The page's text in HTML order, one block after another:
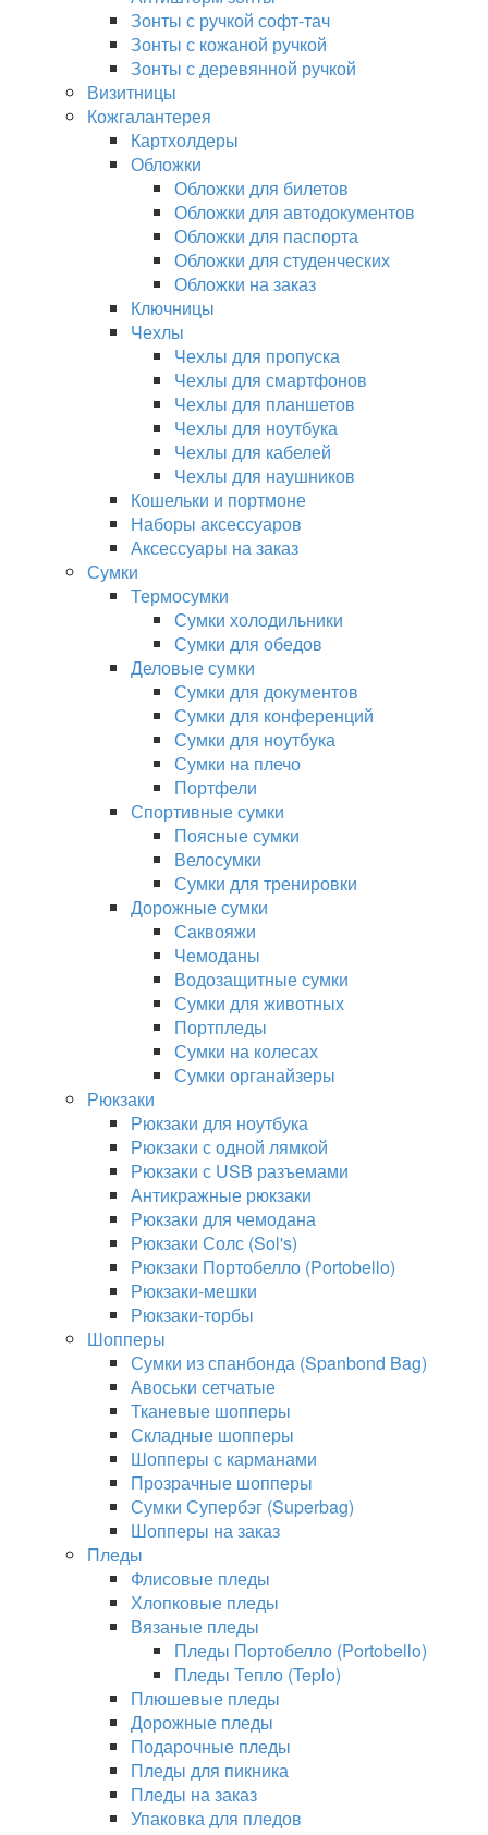
Зонты с ручкой софт-тач
Зонты с кожаной ручкой
Зонты с деревянной ручкой
Визитницы
Кожгалантерея
Картхолдеры
Обложки
Обложки для билетов
Обложки для автодокументов
Обложки для паспорта
Обложки для студенческих
Обложки на заказ
Ключницы
Чехлы
Чехлы для пропуска
Чехлы для смартфонов
Чехлы для планшетов
Чехлы для ноутбука
Чехлы для кабелей
Чехлы для наушников
Кошельки и портмоне
Наборы аксессуаров
Аксессуары на заказ
Сумки
Термосумки
Сумки холодильники
Сумки для обедов
Деловые сумки
Сумки для документов
Сумки для конференций
Сумки для ноутбука
Сумки на плечо
Портфели
Спортивные сумки
Поясные сумки
Велосумки
Сумки для тренировки
Дорожные сумки
Саквояжи
Чемоданы
Водозащитные сумки
Сумки для животных
Портпледы
Сумки на колесах
Сумки органайзеры
Рюкзаки
Рюкзаки для ноутбука
Рюкзаки с одной лямкой
Рюкзаки с USB разъемами
Антикражные рюкзаки
Рюкзаки для чемодана
Рюкзаки Солс (Sol's)
Рюкзаки Портобелло (Portobello)
Рюкзаки-мешки
Рюкзаки-торбы
Шопперы
Сумки из спанбонда (Spanbond Bag)
Авоськи сетчатые
Тканевые шопперы
Складные шопперы
Шопперы с карманами
Прозрачные шопперы
Сумки Супербэг (Superbag)
Шопперы на заказ
Пледы
Флисовые пледы
Хлопковые пледы
Вязаные пледы
Пледы Портобелло (Portobello)
Пледы Тепло (Teplo)
Плюшевые пледы
Дорожные пледы
Подарочные пледы
Пледы для пикника
Пледы на заказ
Упаковка для пледов